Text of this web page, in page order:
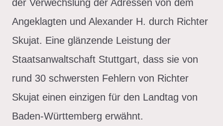
der Verwechslung der Adressen von dem
Angeklagten und Alexander H. durch Richter
Skujat. Eine glänzende Leistung der
Staatsanwaltschaft Stuttgart, dass sie von
rund 30 schwersten Fehlern von Richter
Skujat einen einzigen für den Landtag von
Baden-Württemberg erwähnt.